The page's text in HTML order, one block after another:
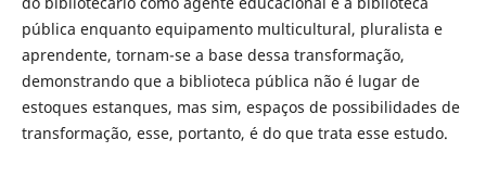
pública enquanto equipamento multicultural, pluralista e
aprendente, tornam-se a base dessa transformação,
demonstrando que a biblioteca pública não é lugar de
estoques estanques, mas sim, espaços de possibilidades de
transformação, esse, portanto, é do que trata esse estudo.